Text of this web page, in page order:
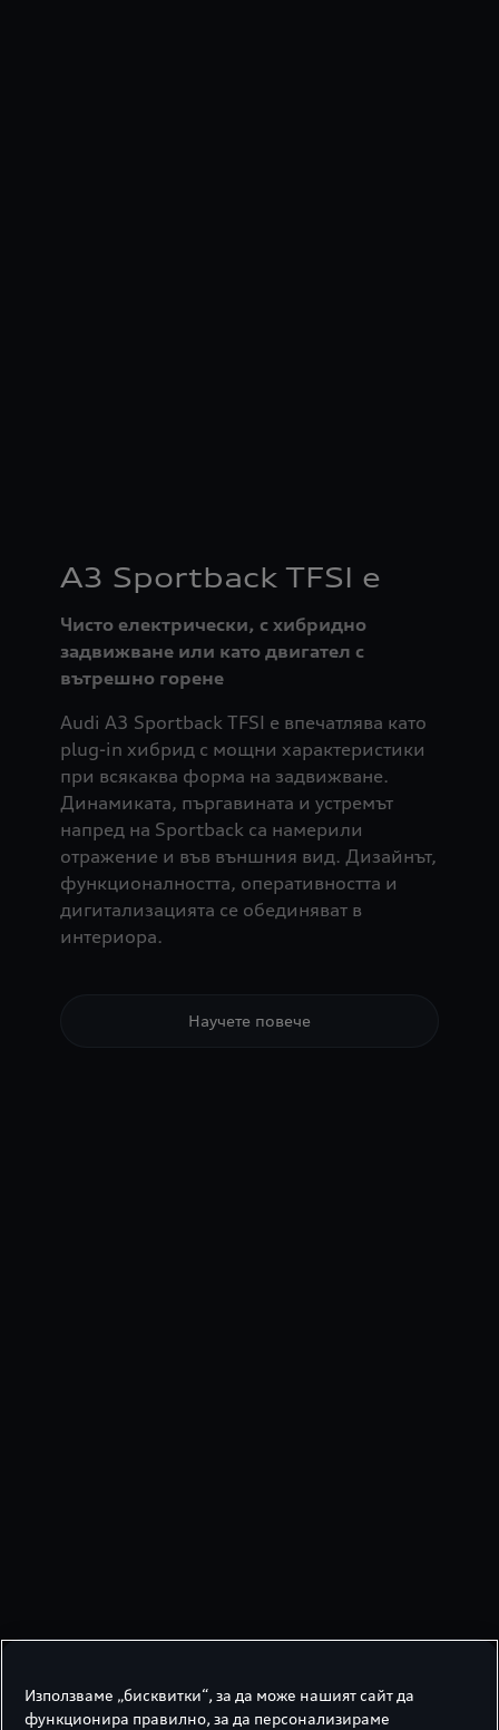
A3 Sportback TFSI e
Чисто електрически, с хибридно
задвижване или като двигател с
вътрешно горене
Audi A3 Sportback TFSI e впечатлява като
plug-in хибрид с мощни характеристики
при всякаква форма на задвижване.
Динамиката, пъргавината и устремът
напред на Sportback са намерили
отражение и във външния вид. Дизайнът,
функционалността, оперативността и
дигитализацията се обединяват в
интериора.
Научете повече
Два двигателя. Много възможности.
Използваме „бисквитки“, за да може нашият сайт да
функционира правилно, за да персонализираме